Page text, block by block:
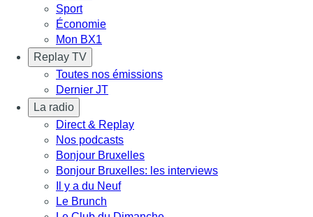
Sport
Économie
Mon BX1
Replay TV
Toutes nos émissions
Dernier JT
La radio
Direct & Replay
Nos podcasts
Bonjour Bruxelles
Bonjour Bruxelles: les interviews
Il y a du Neuf
Le Brunch